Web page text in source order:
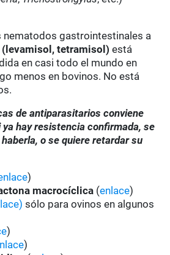
nematodos gastrointestinales a
(levamisol, tetramisol) está
en casi todo el mundo en
menos en bovinos. No está
de antiparasitarios conviene
hay resistencia confirmada, se
o se quiere retardar su
)
macrocíclica (enlace)
sólo para ovinos en algunos
)
)